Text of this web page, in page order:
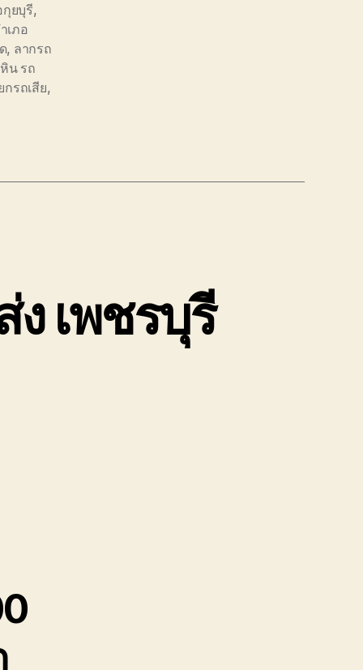
กุยบุรี,
เภอ
, ลากรถ
น รถ
รถเสีย,
เพชรบุรี
จวบคีรีขันธ์